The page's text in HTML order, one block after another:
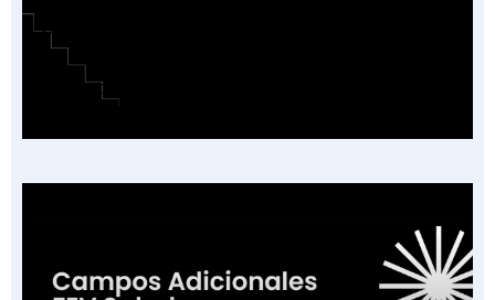
Cobertura o Plan de Beneficios en la Factura
Categorías Vigentes en Colombia 2026